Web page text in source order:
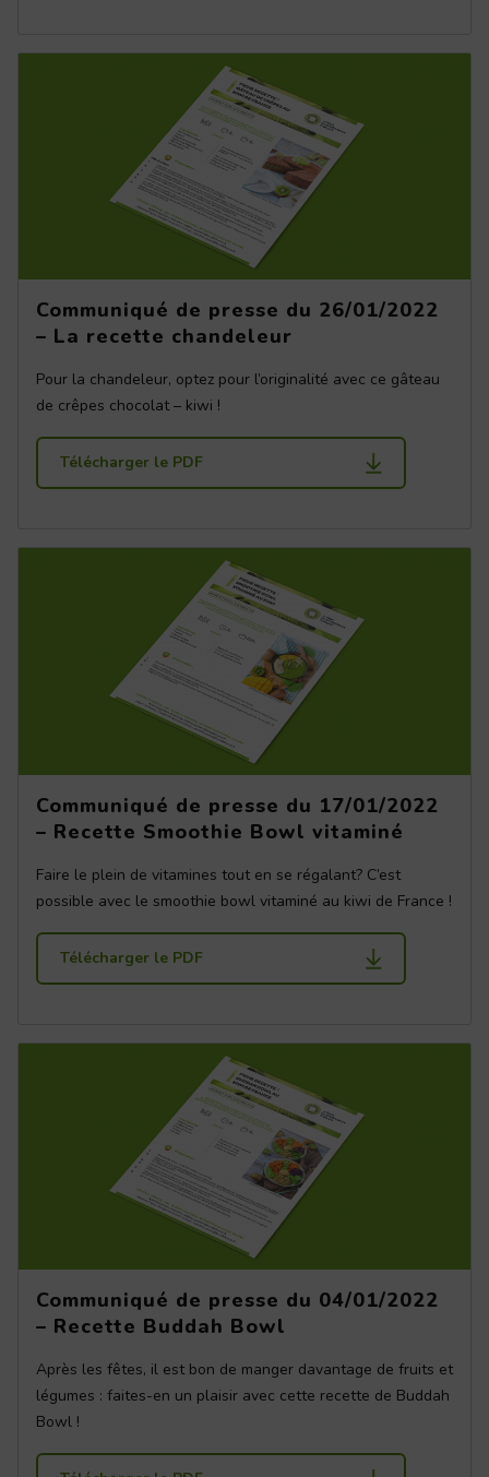
Communiqué de presse du 26/01/2022
– La recette chandeleur
Pour la chandeleur, optez pour l’originalité avec ce gâteau
de crêpes chocolat – kiwi !
Télécharger le PDF
Communiqué de presse du 17/01/2022
– Recette Smoothie Bowl vitaminé
Faire le plein de vitamines tout en se régalant? C’est
possible avec le smoothie bowl vitaminé au kiwi de France !
Télécharger le PDF
Communiqué de presse du 04/01/2022
– Recette Buddah Bowl
Après les fêtes, il est bon de manger davantage de fruits et
légumes : faites-en un plaisir avec cette recette de Buddah
Bowl !